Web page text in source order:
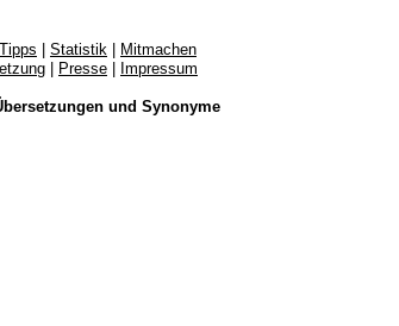
Tipps Statistik
Mitmachen
Presse Impressum
und Synonyme